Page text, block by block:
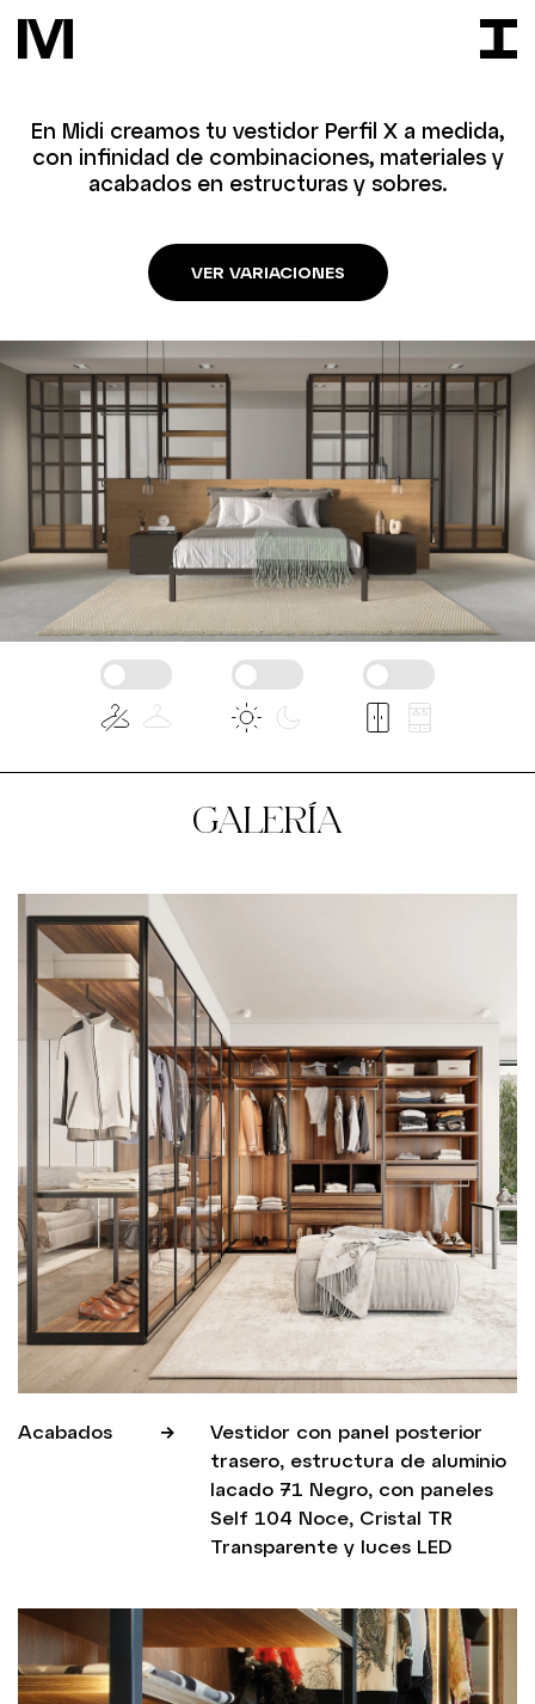
En Midi creamos tu vestidor Perfil X a medida,
con infinidad de combinaciones, materiales y
acabados en estructuras y sobres.
VER VARIACIONES
GALERÍA
Acabados
Vestidor con panel posterior
trasero, estructura de aluminio
lacado 71 Negro, con paneles
Self 104 Noce, Cristal TR
Transparente y luces LED